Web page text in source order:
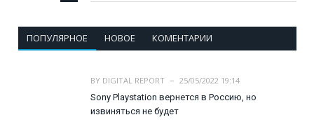
ПОПУЛЯРНОЕ НОВОЕ КОМЕНТАРИИ
BY DIGITAL REPORT
25/05/2022 19:14
Sony Playstation вернется в Россию, но
извиняться не будет